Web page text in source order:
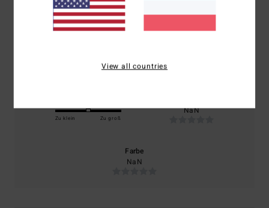
basierend auf1 verifizierten Bewertungen
100% unserer Kunden empfehlen dieses Produkt
Zu klein Zu groß
NaN
Farbe
NaN
View all countries